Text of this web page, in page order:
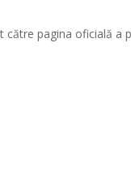
pagina oficială a